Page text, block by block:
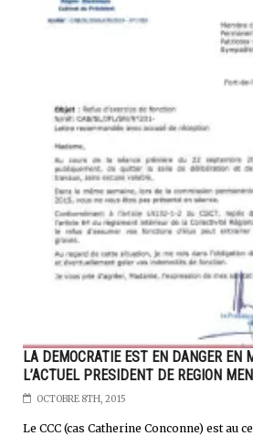
LA DEMOCRATIE EST EN DANGER EN
L’ACTUEL PRESIDENT DE REGION
OCTOBRE 8TH, 2015
Le CCC (cas Catherine Conconne) est au